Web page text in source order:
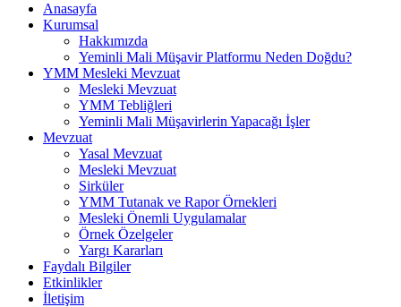
Anasayfa
Kurumsal
Hakkımızda
Yeminli Mali Müşavir Platformu Neden Doğdu?
YMM Mesleki Mevzuat
Mesleki Mevzuat
YMM Tebliğleri
Yeminli Mali Müşavirlerin Yapacağı İşler
Mevzuat
Yasal Mevzuat
Mesleki Mevzuat
Sirküler
YMM Tutanak ve Rapor Örnekleri
Mesleki Önemli Uygulamalar
Örnek Özelgeler
Yargı Kararları
Faydalı Bilgiler
Etkinlikler
İletişim